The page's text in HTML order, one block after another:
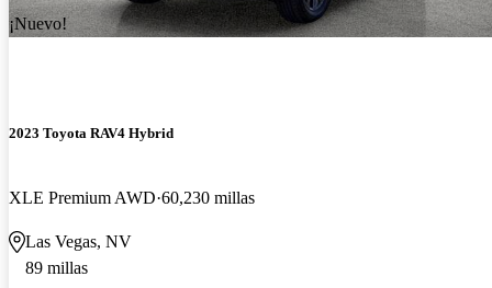
¡Nuevo!
2023 Toyota RAV4 Hybrid
XLE Premium AWD 60,230 millas
Las Vegas, NV
89 millas